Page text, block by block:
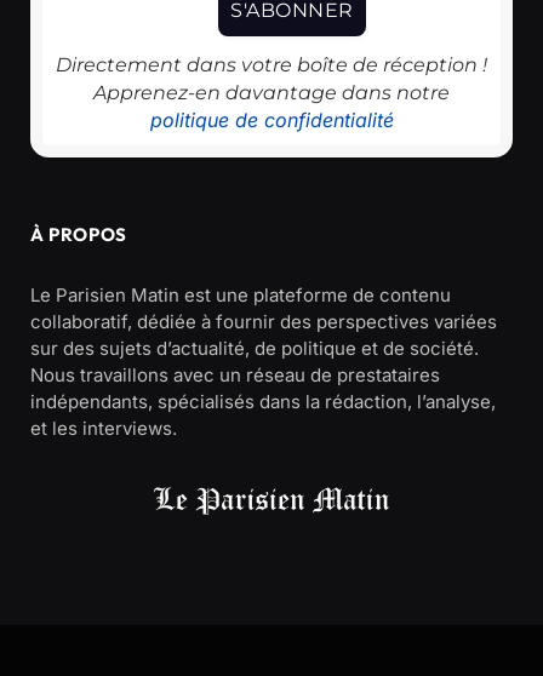
Directement dans votre boîte de réception !
Apprenez-en davantage dans notre
politique de confidentialité
À PROPOS
Le Parisien Matin est une plateforme de contenu
collaboratif, dédiée à fournir des perspectives variées
sur des sujets d’actualité, de politique et de société.
Nous travaillons avec un réseau de prestataires
indépendants, spécialisés dans la rédaction, l’analyse,
et les interviews.